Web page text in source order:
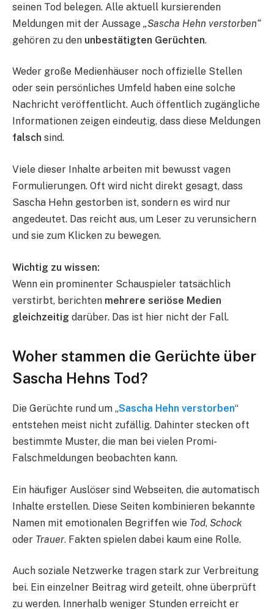
seinen Tod belegen. Alle aktuell kursierenden
Meldungen mit der Aussage „Sascha Hehn verstorben“
gehören zu den unbestätigten Gerüchten.
Weder große Medienhäuser noch offizielle Stellen
oder sein persönliches Umfeld haben eine solche
Nachricht veröffentlicht. Auch öffentlich zugängliche
Informationen zeigen eindeutig, dass diese Meldungen
falsch sind.
Viele dieser Inhalte arbeiten mit bewusst vagen
Formulierungen. Oft wird nicht direkt gesagt, dass
Sascha Hehn gestorben ist, sondern es wird nur
angedeutet. Das reicht aus, um Leser zu verunsichern
und sie zum Klicken zu bewegen.
Wichtig zu wissen:
Wenn ein prominenter Schauspieler tatsächlich
verstirbt, berichten mehrere seriöse Medien
gleichzeitig darüber. Das ist hier nicht der Fall.
Woher stammen die Gerüchte über
Sascha Hehns Tod?
Die Gerüchte rund um „Sascha Hehn verstorben“
entstehen meist nicht zufällig. Dahinter stecken oft
bestimmte Muster, die man bei vielen Promi-
Falschmeldungen beobachten kann.
Ein häufiger Auslöser sind Webseiten, die automatisch
Inhalte erstellen. Diese Seiten kombinieren bekannte
Namen mit emotionalen Begriffen wie Tod, Schock
oder Trauer. Fakten spielen dabei kaum eine Rolle.
Auch soziale Netzwerke tragen stark zur Verbreitung
bei. Ein einzelner Beitrag wird geteilt, ohne überprüft
zu werden. Innerhalb weniger Stunden erreicht er